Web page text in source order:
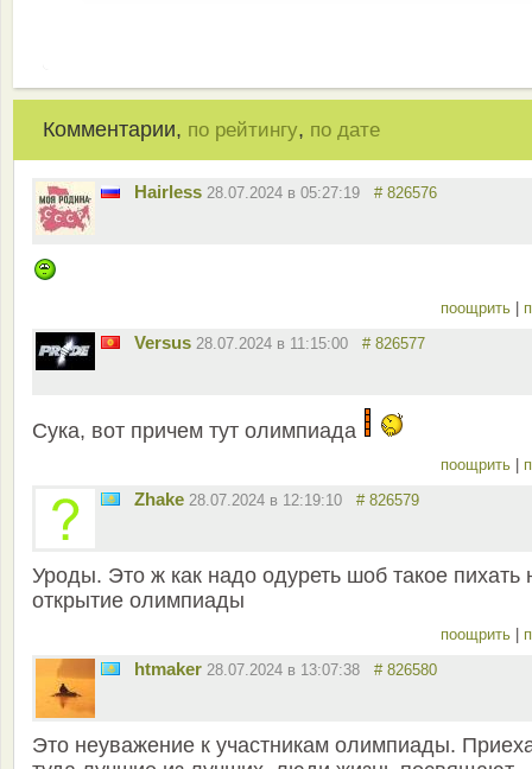
Комментарии, по рейтингу, по дате
Hairless 28.07.2024 в 05:27:19 # 826576
поощрить
Versus 28.07.2024 в 11:15:00 # 826577
Сука, вот причем тут олимпиада
поощрить
Zhake 28.07.2024 в 12:19:10 # 826579
Уроды. Это ж как надо одуреть шоб такое пихать
открытие олимпиады
поощрить
htmaker 28.07.2024 в 13:07:38 # 826580
Это неуважение к участникам олимпиады.